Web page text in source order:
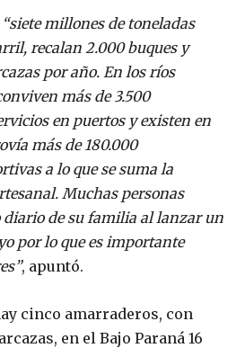
“siete millones de toneladas
recalan 2.000 buques y
por año. En los ríos
más de 3.500
en puertos y existen en
más de 180.000
a lo que se suma la
Muchas personas
diario de su familia al lanzar un
por lo que es importante
, apuntó.
cinco amarraderos, con
en el Bajo Paraná 16